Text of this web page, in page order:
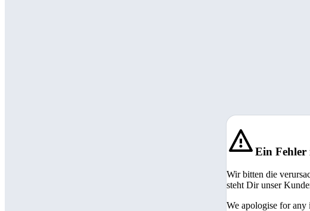
Ein Fehler
Wir bitten die
steht Dir unser
We apologise for any